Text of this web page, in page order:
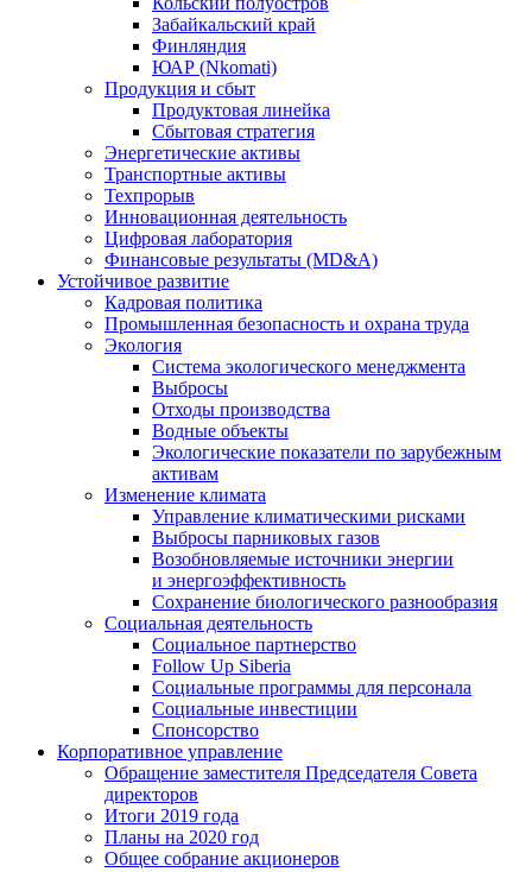
Забайкальский край
Финляндия
ЮАР (Nkomati)
Продукция и сбыт
Продуктовая линейка
Сбытовая стратегия
Энергетические активы
Транспортные активы
Техпрорыв
Инновационная деятельность
Цифровая лаборатория
Финансовые результаты (MD&A)
Устойчивое развитие
Кадровая политика
Промышленная безопасность и охрана труда
Экология
Система экологического менеджмента
Выбросы
Отходы производства
Водные объекты
Экологические показатели по зарубежным
активам
Изменение климата
Управление климатическими рисками
Выбросы парниковых газов
Возобновляемые источники энергии
и энергоэффективность
Сохранение биологического разнообразия
Социальная деятельность
Социальное партнерство
Follow Up Siberia
Социальные программы для персонала
Социальные инвестиции
Спонсорство
Корпоративное управление
Обращение заместителя Председателя Совета
директоров
Итоги 2019 года
Планы на 2020 год
Общее собрание акционеров